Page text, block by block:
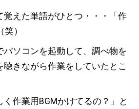
覚えた単語がひとつ・・・「作
）
パソコンを起動して、調べ物を
聴きながら作業をしていたとこ
作業用BGMかけてるの？」と